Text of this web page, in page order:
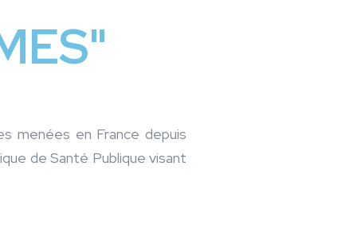
menées en France depuis
de Santé Publique visant